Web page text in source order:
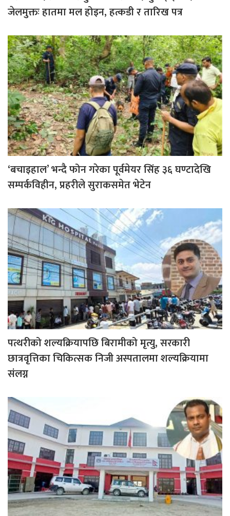
जेलमुक्तः हातमा मल होइन, हत्कडी र तारिख पत्र
‘बचाइहाल’ भन्दै फोन गरेका पूर्वमेयर सिंह ३६ घण्टादेखि
सम्पर्कविहीन, प्रहरीले सुराकसमेत भेटेन
पत्थरीको शल्यक्रियापछि बिरामीको मृत्यु, सरकारी
छात्रवृत्तिका चिकित्सक निजी अस्पतालमा शल्यक्रियामा
संलग्न